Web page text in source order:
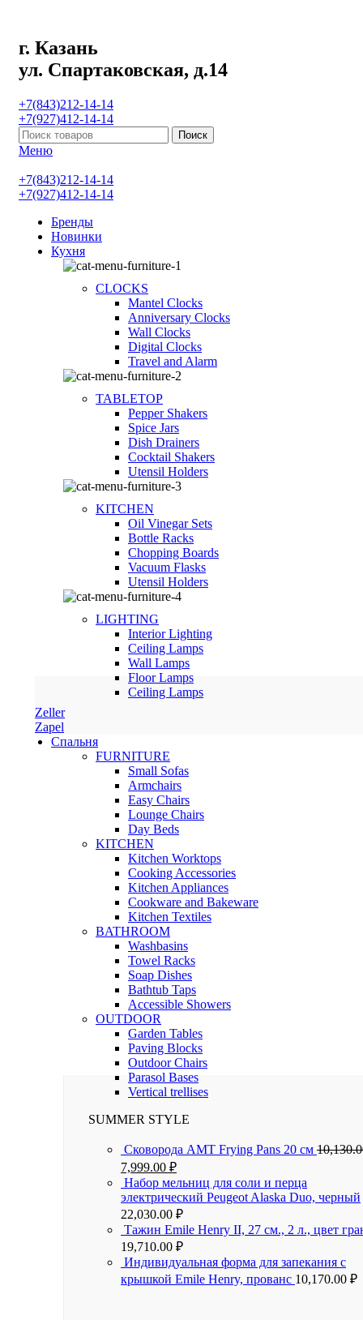
г. Казань
ул. Спартаковская, д.14
+7(843)212-14-14
+7(927)412-14-14
Поиск
Меню
+7(843)212-14-14
+7(927)412-14-14
Бренды
Новинки
Кухня
CLOCKS
Mantel Clocks
Anniversary Clocks
Wall Clocks
Digital Clocks
Travel and Alarm
TABLETOP
Pepper Shakers
Spice Jars
Dish Drainers
Сocktail Shakers
Utensil Holders
KITCHEN
Oil Vinegar Sets
Bottle Racks
Chopping Boards
Vacuum Flasks
Utensil Holders
LIGHTING
Interior Lighting
Ceiling Lamps
Wall Lamps
Floor Lamps
Ceiling Lamps
Zeller
Zapel
Спальня
FURNITURE
Small Sofas
Armchairs
Easy Chairs
Lounge Chairs
Day Beds
KITCHEN
Kitchen Worktops
Cooking Accessories
Kitchen Appliances
Cookware and Bakeware
Kitchen Textiles
BATHROOM
Washbasins
Towel Racks
Soap Dishes
Bathtub Taps
Accessible Showers
OUTDOOR
Garden Tables
Paving Blocks
Outdoor Chairs
Parasol Bases
Vertical trellises
SUMMER STYLE
Сковорода AMT Frying Pans 20 см
7,999.00 ₽
Набор мельниц для соли и перца
электрический Peugeot Alaska Duo, черный
22,030.00 ₽
Тажин Emile Henry II, 27 см., 2 л., цвет
19,710.00 ₽
Индивидуальная форма для запекания с
крышкой Emile Henry, прованс 10,170.00 ₽